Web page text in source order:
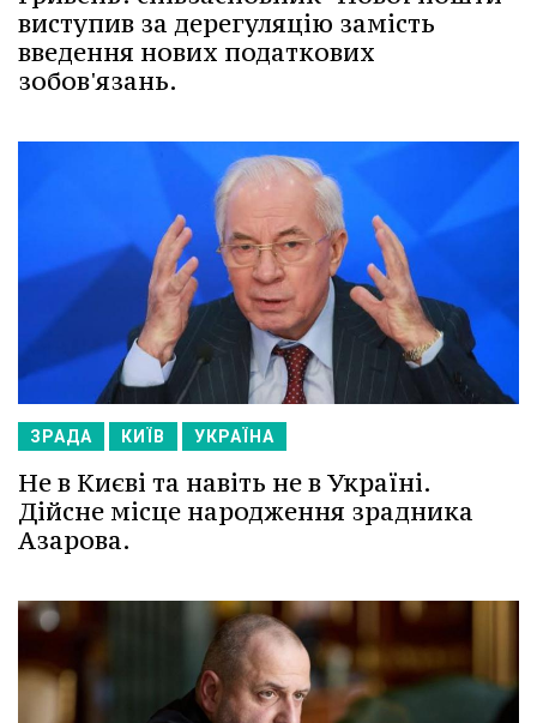
виступив за дерегуляцію замість
введення нових податкових
зобов'язань.
ЗРАДА КИЇВ УКРАЇНА
Не в Києві та навіть не в Україні.
Дійсне місце народження зрадника
Азарова.